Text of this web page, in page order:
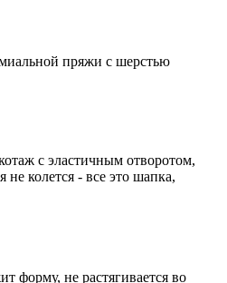
пряжи с шерстью
с эластичным отворотом,
не колется - все это шапка,
форму, не растягивается во